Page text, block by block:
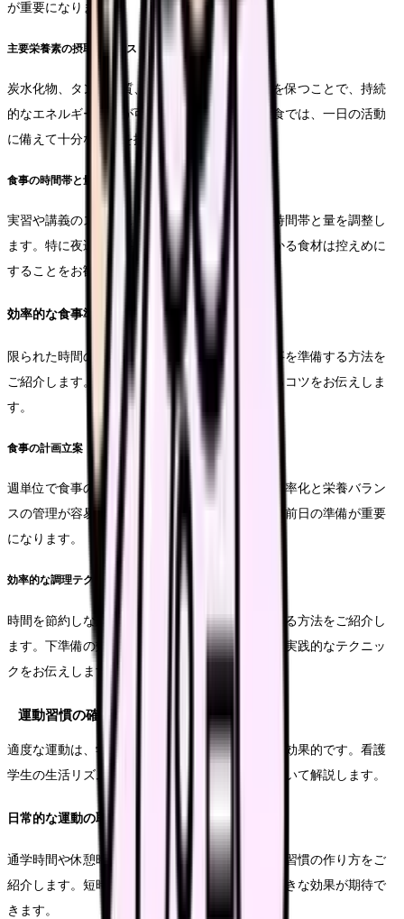
が重要になります。
主要栄養素の摂取バランス
炭水化物、タンパク質、脂質の適切なバランスを保つことで、持続
的なエネルギー供給が可能になります。特に朝食では、一日の活動
に備えて十分な栄養を摂取することが大切です。
食事の時間帯と量の調整
実習や講義のスケジュールに合わせて、食事の時間帯と量を調整し
ます。特に夜遅い食事は避け、消化に時間がかかる食材は控えめに
することをお勧めします。
効率的な食事準備の方法
限られた時間の中で、栄養バランスの取れた食事を準備する方法を
ご紹介します。時間節約と栄養管理を両立させるコツをお伝えしま
す。
食事の計画立案
週単位で食事の計画を立てることで、買い物の効率化と栄養バラン
スの管理が容易になります。特に実習期間中は、前日の準備が重要
になります。
効率的な調理テクニック
時間を節約しながらも栄養価の高い食事を準備する方法をご紹介し
ます。下準備の効率化や、作り置きの活用など、実践的なテクニッ
クをお伝えします。
運動習慣の確立
適度な運動は、学習効率の向上とストレス解消に効果的です。看護
学生の生活リズムに組み込みやすい運動習慣について解説します。
日常的な運動の取り入れ方
通学時間や休憩時間を活用した、無理のない運動習慣の作り方をご
紹介します。短時間でも継続的に行うことで、大きな効果が期待で
きます。